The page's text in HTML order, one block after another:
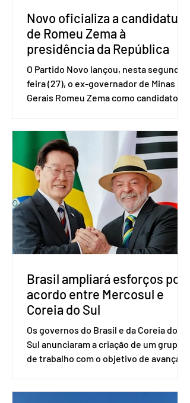
Novo oficializa a candidatura
de Romeu Zema à
presidência da República
O Partido Novo lançou, nesta segunda-
feira (27), o ex-governador de Minas
Gerais Romeu Zema como candidato à
Brasília. O Novo ainda não definiu quem
vai compor a chapa como candidato a
vice-presidente. A convenção contou
com a presença do presidente nacional
do partido, Eduardo Ribeiro, e do
senador Eduardo Girão, filiado ao Novo
desde fevereiro de 2023. Formado em
administração de empresas pela
Fundaç
Brasil ampliará esforços por
acordo entre Mercosul e
Coreia do Sul
Os governos do Brasil e da Coreia do
Sul anunciaram a criação de um grupo
de trabalho com o objetivo de avançar